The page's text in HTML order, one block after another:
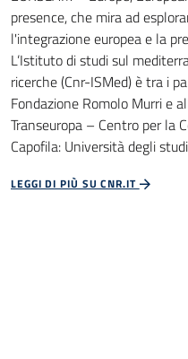
presence, che mira ad
l'integrazione europea e la
L’Istituto di studi sul
ricerche (Cnr-ISMed) è tra i
Fondazione Romolo Murri e
Transeuropa – Centro per la
Capofila: Università degli
LEGGI DI PIÙ SU CNR.IT